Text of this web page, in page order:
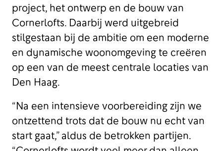
project, het ontwerp en de bouw van
Cornerlofts. Daarbij werd uitgebreid
stilgestaan bij de ambitie om een moderne
en dynamische woonomgeving te creëren
op een van de meest centrale locaties van
Den Haag.
“Na een intensieve voorbereiding zijn we
ontzettend trots dat de bouw nu echt van
start gaat,” aldus de betrokken partijen.